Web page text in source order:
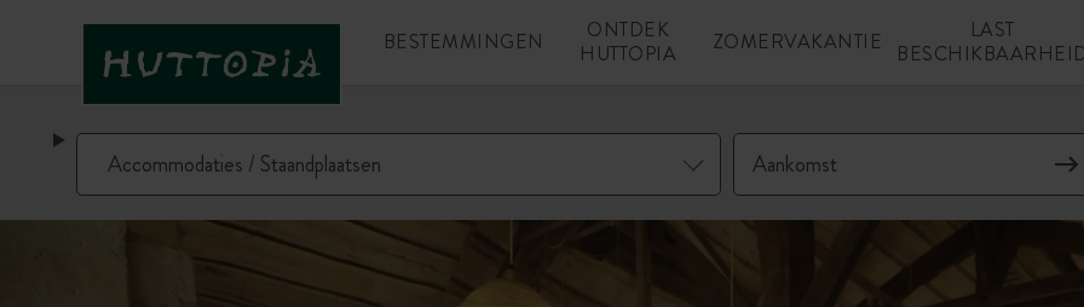
BESTEMMINGEN
ONTDEK
HUTTOPIA
ZOMERVAKANTIE
LAST